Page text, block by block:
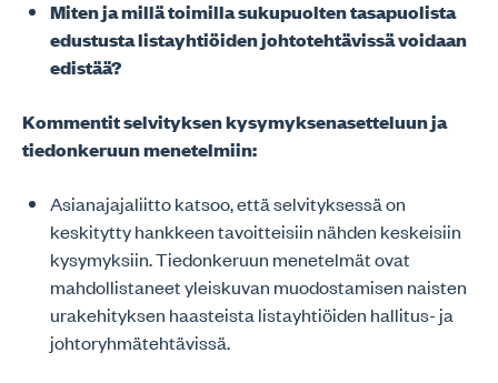
Miten ja millä toimilla sukupuolten tasapuolista
edustusta listayhtiöiden johtotehtävissä voidaan
edistää?
Kommentit selvityksen kysymyksenasetteluun ja
tiedonkeruun menetelmiin:
Asianajajaliitto katsoo, että selvityksessä on
keskitytty hankkeen tavoitteisiin nähden keskeisiin
kysymyksiin. Tiedonkeruun menetelmät ovat
mahdollistaneet yleiskuvan muodostamisen naisten
urakehityksen haasteista listayhtiöiden hallitus- ja
johtoryhmätehtävissä.